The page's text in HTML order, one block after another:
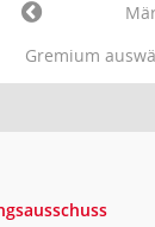
Gremium